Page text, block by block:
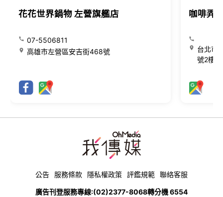
花花世界鍋物 左營旗艦店
07-5506811
高雄市左營區安吉街468號
咖啡弄
台北市
號2樓
公告 服務條款 隱私權政策 評鑑規範 聯絡客服
廣告刊登服務專線:(02)2377-8068轉分機 6554